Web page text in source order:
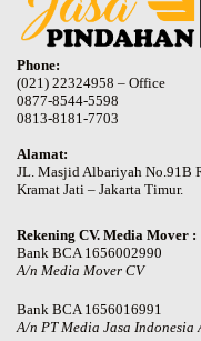
Phone:
(021) 22324958 – Office
0877-8544-5598
0813-8181-7703
Alamat:
JL. Masjid Albariyah No.91B
Kramat Jati – Jakarta Timur.
Rekening CV. Media Mover :
Bank BCA 1656002990
A/n Media Mover CV
Bank BCA 1656016991
A/n PT Media Jasa Indonesia